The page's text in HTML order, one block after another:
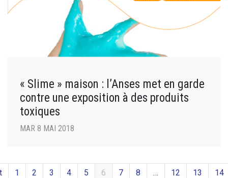
« Slime » maison : l’Anses met en garde
contre une exposition à des produits
toxiques
MAR 8 MAI 2018
1 2 3 4 5 6 7 8 … 12 13 14